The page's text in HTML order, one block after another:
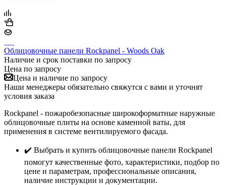
Облицовочные панели Rockpanel - Woods Oak
Наличие и срок поставки по запросу
Цена по запросу
Цена и наличие по запросу
Наши менеджеры обязательно свяжутся с вами и уточнят
условия заказа
Rockpanel - пожаробезопасные широкоформатные наружные
облицовочные плиты на основе каменной ваты, для
применения в системе вентилируемого фасада.
✔️ Выбрать и купить облицовочные панели Rockpanel
помогут качественные фото, характеристики, подбор по
цене и параметрам, профессиональные описания,
наличие инструкции и документации.